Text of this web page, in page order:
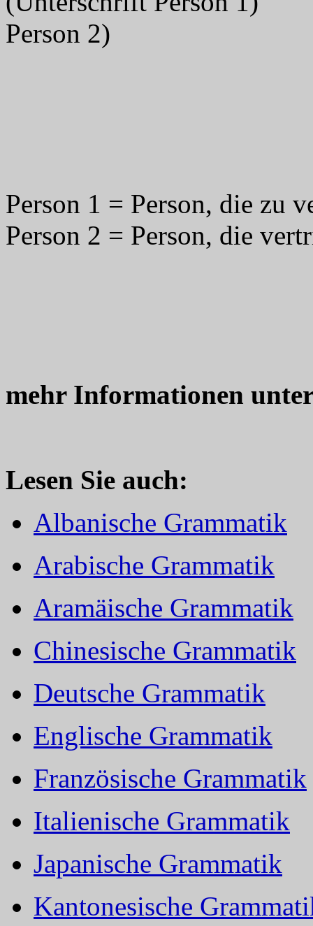
Person 2)
Person 1 = Person, die zu
Person 2 = Person, die
mehr Informationen
Lesen Sie auch:
Albanische Grammatik
Arabische Grammatik
Aramäische Grammatik
Chinesische Grammatik
Deutsche Grammatik
Englische Grammatik
Französische Grammatik
Italienische Grammatik
Japanische Grammatik
Kantonesische